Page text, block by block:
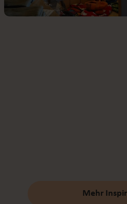
Mehr